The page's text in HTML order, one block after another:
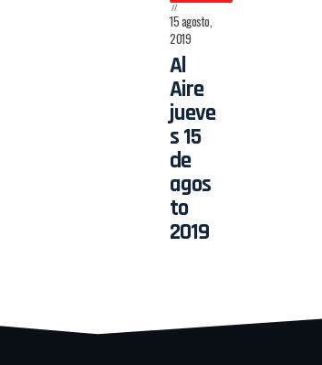
15 agosto,
2019
Al
Aire
jueve
s 15
de
agos
to
2019